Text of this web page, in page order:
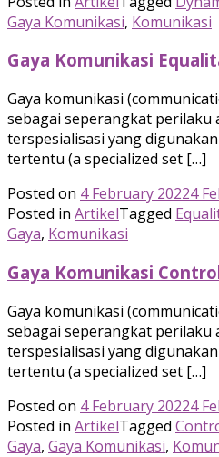
Gaya Komunikasi, Komunikasi
Gaya Komunikasi
Gaya komunikasi
sebagai seperangkat perilaku
terspesialisasi yang
tertentu (a specialized set […]
Posted on 4 February 20224
Posted in ArtikelTagged
Gaya, Komunikasi
Gaya Komunikasi
Gaya komunikasi
sebagai seperangkat perilaku
terspesialisasi yang
tertentu (a specialized set […]
Posted on 4 February 20224
Posted in ArtikelTagged
Gaya, Gaya Komunikasi,